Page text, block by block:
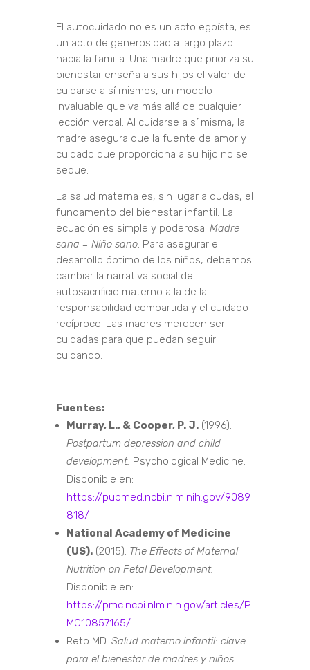
El autocuidado no es un acto egoísta; es
un acto de generosidad a largo plazo
hacia la familia. Una madre que prioriza su
bienestar enseña a sus hijos el valor de
cuidarse a sí mismos, un modelo
invaluable que va más allá de cualquier
lección verbal. Al cuidarse a sí misma, la
madre asegura que la fuente de amor y
cuidado que proporciona a su hijo no se
seque.
La salud materna es, sin lugar a dudas, el
fundamento del bienestar infantil. La
ecuación es simple y poderosa: Madre
sana = Niño sano. Para asegurar el
desarrollo óptimo de los niños, debemos
cambiar la narrativa social del
autosacrificio materno a la de la
responsabilidad compartida y el cuidado
recíproco. Las madres merecen ser
cuidadas para que puedan seguir
cuidando.
Fuentes:
Murray, L., & Cooper, P. J.(1996).
Postpartum depression and child
development. Psychological Medicine.
Disponible en:
https://pubmed.ncbi.nlm.nih.gov/9089
818/
National Academy of Medicine
(US).(2015). The Effects of Maternal
Nutrition on Fetal Development.
Disponible en:
https://pmc.ncbi.nlm.nih.gov/articles/P
MC10857165/
Reto MD. Salud materno infantil: clave
para el bienestar de madres y niños.